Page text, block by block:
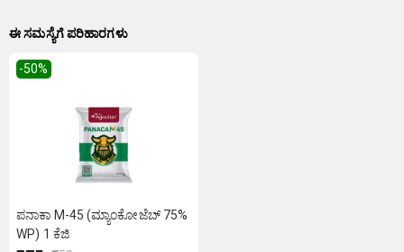
ಈ ಸಮಸ್ಯೆಗೆ ಪರಿಹಾರಗಳು
-50%
ಪನಾಕಾ M-45 (ಮ್ಯಾಂಕೋಜೆಬ್ 75%
WP) 1 ಕೆಜಿ